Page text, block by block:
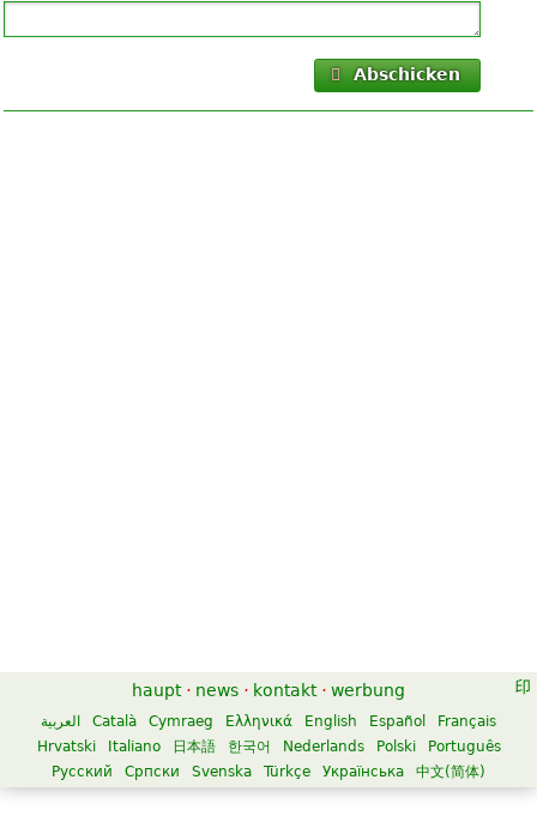
Abschicken
haupt · news · kontakt · werbung
العربية Català Cymraeg Ελληνικά English Español
Français
Hrvatski
Italiano 日本語 한국어 Nederlands Polski
Português
Русский
Српски Svenska Türkçe Українська 中文(简体)